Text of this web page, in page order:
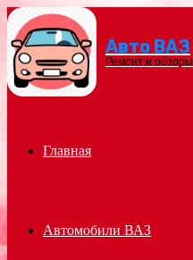
Menu Авто ВАЗ
Ремонт и обзоры
Главная
Автомобили ВАЗ